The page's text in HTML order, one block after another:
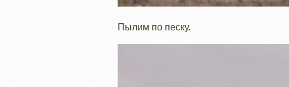
Пылим по песку.